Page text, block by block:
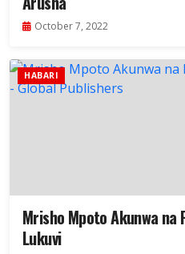
October 7, 2022
HABARI
Mrisho Mpoto Akunwa
Lukuvi